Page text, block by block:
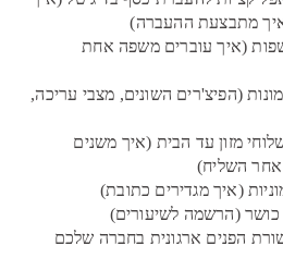
איך מתבצעת ההעברה)
(איך עוברים משפה אחת
(הפיצ'רים השונים, מצבי עריכה,
מזון עד הבית (איך משנים
אחר השליח)
(איך מגדירים כתובת)
כושר (הרשמה לשיעורים)
הפנים ארגונית בחברה שלכם